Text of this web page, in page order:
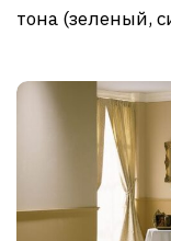
тона (зеленый,